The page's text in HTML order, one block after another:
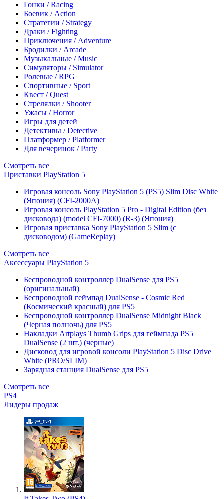
Гонки / Racing
Боевик / Action
Стратегии / Strategy
Драки / Fighting
Приключения / Adventure
Бродилки / Arcade
Музыкальные / Music
Симуляторы / Simulator
Ролевые / RPG
Спортивные / Sport
Квест / Quest
Стрелялки / Shooter
Ужасы / Horror
Игры для детей
Детективы / Detective
Платформер / Platformer
Для вечеринок / Party
Смотреть все
Приставки PlayStation 5
Игровая консоль Sony PlayStation 5 (PS5) Slim Disc White
(Япония) (CFI-2000A)
Игровая консоль PlayStation 5 Pro - Digital Edition (без
дисковода) (model CFI-7000) (R-3) (Япония)
Игровая приставка Sony PlayStation 5 Slim (с
дисководом) (GameReplay)
Смотреть все
Аксессуары PlayStation 5
Беспроводной контроллер DualSense для PS5
(оригинальный)
Беспроводной геймпад DualSense - Cosmic Red
(Космический красный) для PS5
Беспроводной контроллер DualSense Midnight Black
(Черная полночь) для PS5
Накладки Artplays Thumb Grips для геймпада PS5
DualSense (2 шт.) (черные)
Дисковод для игровой консоли PlayStation 5 Disc Drive
White (PRO/SLIM)
Зарядная станция DualSense для PS5
Смотреть все
PS4
Лидеры продаж